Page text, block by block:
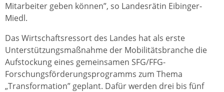
Mitarbeiter geben können”, so Landesrätin Eibinger-
Miedl.
Das Wirtschaftsressort des Landes hat als erste
Unterstützungsmaßnahme der Mobilitätsbranche die
Aufstockung eines gemeinsamen SFG/FFG-
Forschungsförderungsprogramms zum Thema
„Transformation” geplant. Dafür werden drei bis fünf